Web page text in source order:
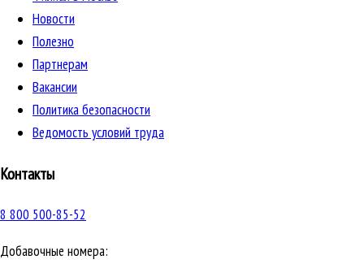
Новости
Полезно
Партнерам
Вакансии
Политика безопасности
Ведомость условий труда
Контакты
8 800 500-85-52
Добавочные номера: